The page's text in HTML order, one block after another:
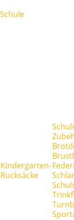
Schule
Kindergarten-
Rucksäcke